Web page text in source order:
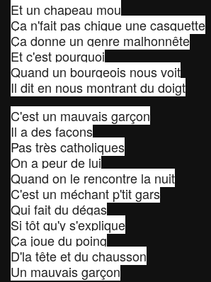
Et un chapeau mou
Ça n'fait pas chique une casquette
Ça donne un genre malhonnête
Et c'est pourquoi
Quand un bourgeois nous voit
Il dit en nous montrant du doigt
C'est un mauvais garçon
Il a des façons
Pas très catholiques
On a peur de lui
Quand on le rencontre la nuit
C'est un méchant p'tit gars
Qui fait du dégas
Si tôt qu'y s'explique
Ça joue du poing
D'la tête et du chausson
Un mauvais garçon